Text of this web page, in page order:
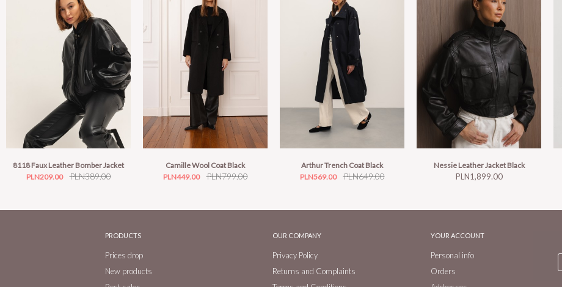
8118 Faux Leather Bomber Jacket
Price
PLN209.00
Regular
PLN389.00
Camille Wool Coat Black
Price
PLN449.00
Regular
PLN799.00
Arthur Trench Coat Black
Price
PLN569.00
Regular
PLN649.00
Nessie Leather Jacket Black
Price
PLN1,899.00
PRODUCTS
Prices drop
New products
OUR COMPANY
Privacy Policy
Returns and Complaints
YOUR ACCOUNT
Personal info
Orders